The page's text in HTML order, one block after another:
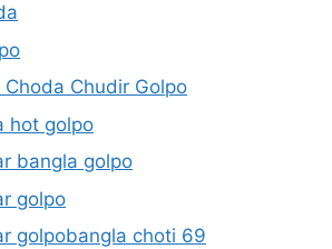
Chudir Golpo
hot golpo
bangla golpo
golpo
golpobangla choti 69